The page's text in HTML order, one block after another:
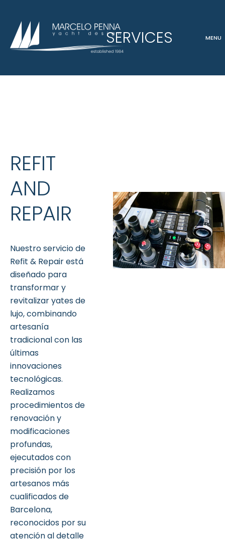
SERVICES MENU
REFIT
AND
REPAIR
Nuestro servicio de
Refit & Repair está
diseñado para
transformar y
revitalizar yates de
lujo, combinando
artesanía
tradicional con las
últimas
innovaciones
tecnológicas.
Realizamos
procedimientos de
renovación y
modificaciones
profundas,
ejecutados con
precisión por los
artesanos más
cualificados de
Barcelona,
reconocidos por su
atención al detalle